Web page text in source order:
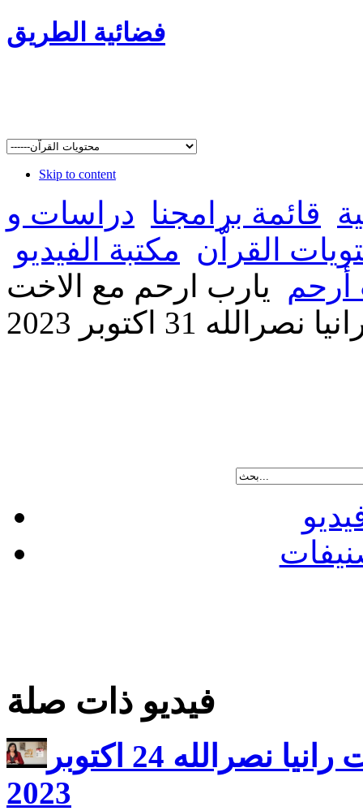
فضائية الطريق
Skip to content
قائمة برامجنا دراسات و
القراّن مكتبة الفيديو
أرحم
يارب ارحم مع الاخت
نصرالله 31 اكتوبر 2023
فيديو ذات صلة
يارب ارحم مع الاخت رانيا نصرالله 24 اكتوبر
2023